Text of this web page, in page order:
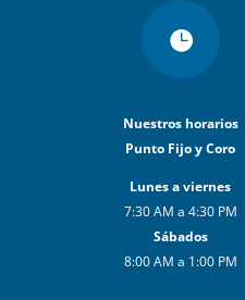

Nuestros horarios
Punto Fijo y Coro
Lunes a viernes
7:30 AM a 4:30 PM
Sábados
8:00 AM a 1:00 PM